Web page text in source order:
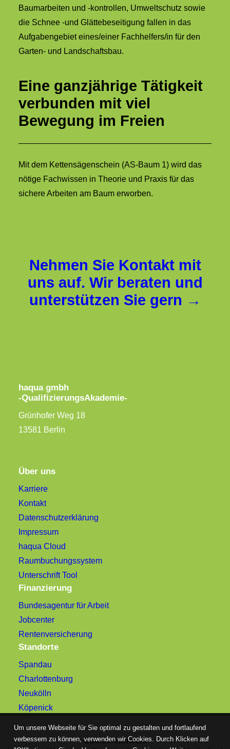
Baumarbeiten und -kontrollen, Umweltschutz sowie
die Schnee -und Glättebeseitigung fallen in das
Aufgabengebiet eines/einer Fachhelfers/in für den
Garten- und Landschaftsbau.
Eine ganzjährige Tätigkeit
verbunden mit viel
Bewegung im Freien
Mit dem Kettensägenschein (AS-Baum 1) wird das
nötige Fachwissen in Theorie und Praxis für das
sichere Arbeiten am Baum erworben.
Nehmen Sie Kontakt mit
uns auf. Wir beraten und
unterstützen Sie gern →
haqua gmbh
-QualifizierungsAkademie-
Grünhofer Weg 18
13581 Berlin
Über uns
Karriere
Kontakt
Datenschutzerklärung
Impressum
haqua Cloud
Raumbuchungssystem
Unterschrift Tool
Finanzierung
Bundesagentur für Arbeit
Jobcenter
Rentenversicherung
Standorte
Spandau
Charlottenburg
Neukölln
Köpenick
Cookie-Hinweis
Um unsere Webseite für Sie optimal zu gestalten und fortlaufend
verbessern zu können, verwenden wir Cookies. Durch Klicken auf